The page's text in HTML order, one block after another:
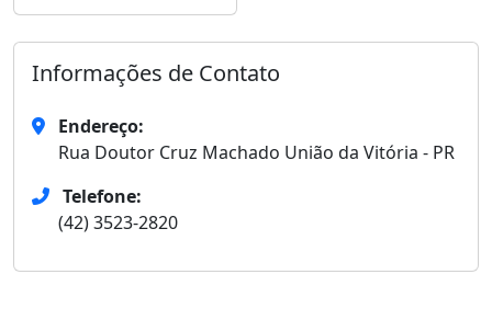
Informações de Contato
Endereço:
Rua Doutor Cruz Machado União da Vitória - PR
Telefone:
(42) 3523-2820